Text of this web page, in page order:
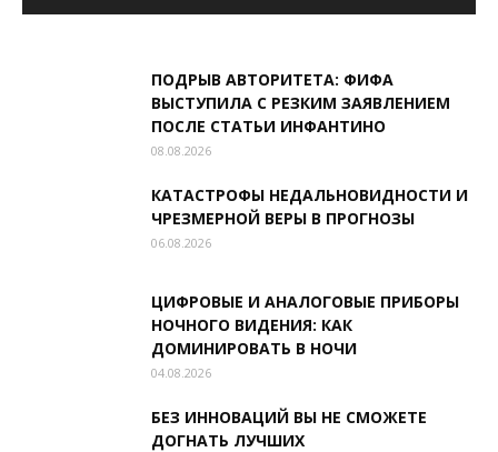
ПОДРЫВ АВТОРИТЕТА: ФИФА
ВЫСТУПИЛА С РЕЗКИМ ЗАЯВЛЕНИЕМ
ПОСЛЕ СТАТЬИ ИНФАНТИНО
08.08.2026
КАТАСТРОФЫ НЕДАЛЬНОВИДНОСТИ И
ЧРЕЗМЕРНОЙ ВЕРЫ В ПРОГНОЗЫ
06.08.2026
ЦИФРОВЫЕ И АНАЛОГОВЫЕ ПРИБОРЫ
НОЧНОГО ВИДЕНИЯ: КАК
ДОМИНИРОВАТЬ В НОЧИ
04.08.2026
БЕЗ ИННОВАЦИЙ ВЫ НЕ СМОЖЕТЕ
ДОГНАТЬ ЛУЧШИХ